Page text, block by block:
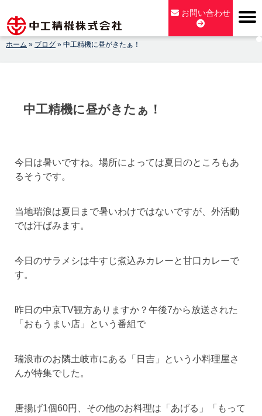
content
お問い合わせ
ホーム » ブログ » 中工精機に昼がきたぁ！
中工精機に昼がきたぁ！
今日は暑いですね。場所によっては夏日のところもあ
るそうです。
当地瑞浪は夏日まで暑いわけではないですが、外活動
では汗ばみます。
今日のサラメシは牛すじ煮込みカレーと甘口カレーで
す。
昨日の中京TV観方ありますか？午後7から放送された
「おもうまい店」という番組で
瑞浪市のお隣土岐市にある「日吉」という小料理屋さ
んが特集でした。
唐揚げ1個60円、その他のお料理は「あげる」「もって